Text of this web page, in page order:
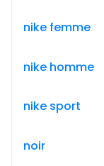
nike femme
nike homme
nike sport
noir